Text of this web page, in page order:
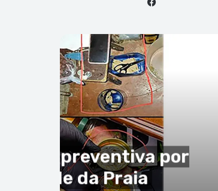
alegadas
e contributivas em